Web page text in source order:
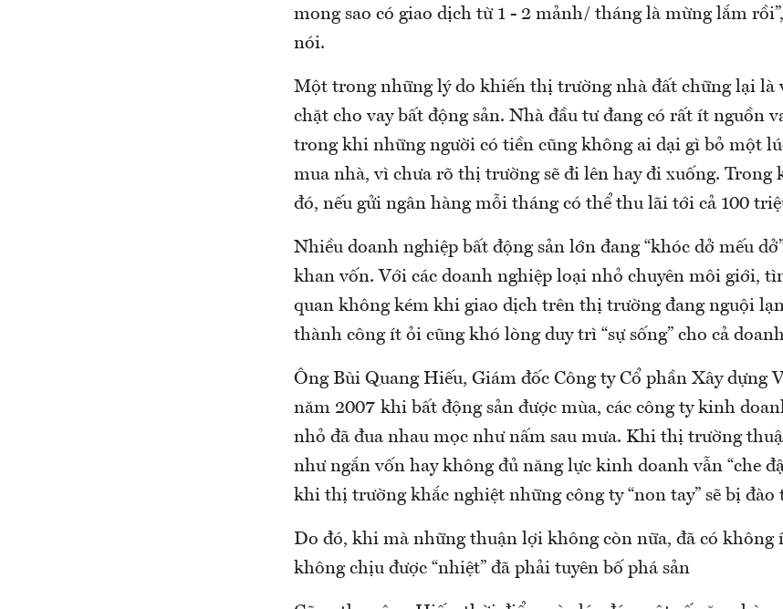
mong sao có giao dịch từ 1 - 2 mảnh/ tháng là mừng lắm
nói.
Một trong những lý do khiến thị trường nhà đất chững lại là
chặt cho vay bất động sản. Nhà đầu tư đang có rất ít nguồn
trong khi những người có tiền cũng không ai dại gì bỏ một
mua nhà, vì chưa rõ thị trường sẽ đi lên hay đi xuống. Trong
đó, nếu gửi ngân hàng mỗi tháng có thể thu lãi tới cả 100
Nhiều doanh nghiệp bất động sản lớn đang “khóc dở mếu
khan vốn. Với các doanh nghiệp loại nhỏ chuyên môi giới,
quan không kém khi giao dịch trên thị trường đang nguội
thành công ít ỏi cũng khó lòng duy trì “sự sống” cho cả
Ông Bùi Quang Hiếu, Giám đốc Công ty Cổ phần Xây dựng
năm 2007 khi bất động sản được mùa, các công ty kinh
nhỏ đã đua nhau mọc như nấm sau mưa. Khi thị trường
như ngắn vốn hay không đủ năng lực kinh doanh vẫn “che
khi thị trường khắc nghiệt những công ty “non tay” sẽ bị đào
Do đó, khi mà những thuận lợi không còn nữa, đã có không
không chịu được “nhiệt” đã phải tuyên bố phá sản